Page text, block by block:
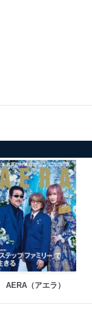
これを最新状態
絡ください。
AERA（アエラ）